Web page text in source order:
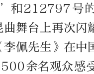
和212797号
舞台上再次闪
佩先生》在中
余名观众感